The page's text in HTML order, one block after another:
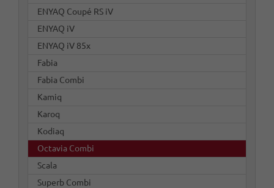
ENYAQ Coupé RS iV
ENYAQ iV
ENYAQ iV 85x
Fabia
Fabia Combi
Kamiq
Karoq
Kodiaq
Octavia Combi
Scala
Superb Combi